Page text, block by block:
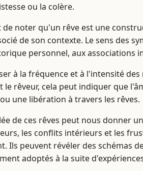
ou la colère.
noter qu'un rêve est une
de son contexte. Le sens des
personnel, aux associations
à la fréquence et à l'intensité
le rêveur, cela peut indiquer que
une libération à travers les rêves.
de ces rêves peut nous donner
les conflits intérieurs et les
Ils peuvent révéler des schémas
adoptés à la suite